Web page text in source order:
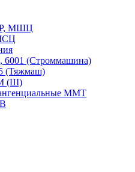
МШЦ
6001 (Строммашина)
(Тяжмаш)
(Ш)
ММТ